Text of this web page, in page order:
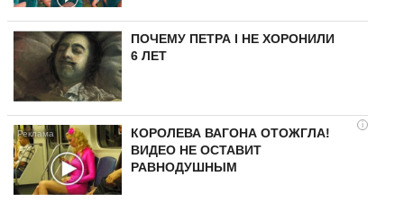
ПОЧЕМУ ПЕТРА I НЕ ХОРОНИЛИ
6 ЛЕТ
i
КОРОЛЕВА ВАГОНА ОТОЖГЛА!
ВИДЕО НЕ ОСТАВИТ
РАВНОДУШНЫМ